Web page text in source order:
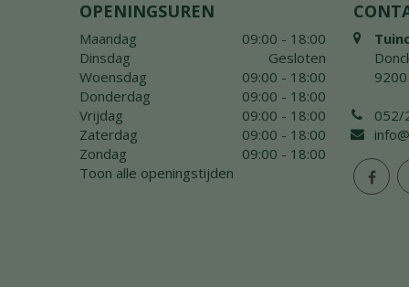
OPENINGSUREN
Maandag
09:00 - 18:00
Dinsdag
Gesloten
Woensdag
09:00 - 18:00
Donderdag
09:00 - 18:00
Vrijdag
09:00 - 18:00
Zaterdag
09:00 - 18:00
Zondag
09:00 - 18:00
Toon alle openingstijden
052/